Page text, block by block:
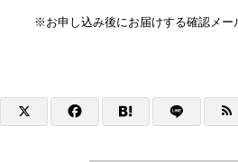
※お申し込み後にお届けする確認メー